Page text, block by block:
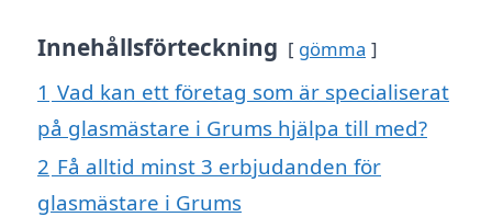
Innehållsförteckning gömma
1 Vad kan ett företag som är specialiserat
på glasmästare i Grums hjälpa till med?
2 Få alltid minst 3 erbjudanden för
glasmästare i Grums